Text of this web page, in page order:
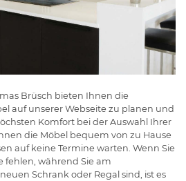
Brüsch bieten Ihnen die
auf unserer Webseite zu planen und
Komfort bei der Auswahl Ihrer
die Möbel bequem von zu Hause
auf keine Termine warten. Wenn Sie
fehlen, während Sie am
Schrank oder Regal sind, ist es